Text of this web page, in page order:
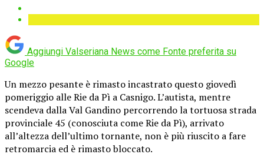
Aggiungi Valseriana News come Fonte preferita su
Google
Un mezzo pesante è rimasto incastrato questo giovedì
pomeriggio alle Rie da Pì a Casnigo. L’autista, mentre
scendeva dalla Val Gandino percorrendo la tortuosa strada
provinciale 45 (conosciuta come Rie da Pì), arrivato
all’altezza dell’ultimo tornante, non è più riuscito a fare
retromarcia ed è rimasto bloccato.